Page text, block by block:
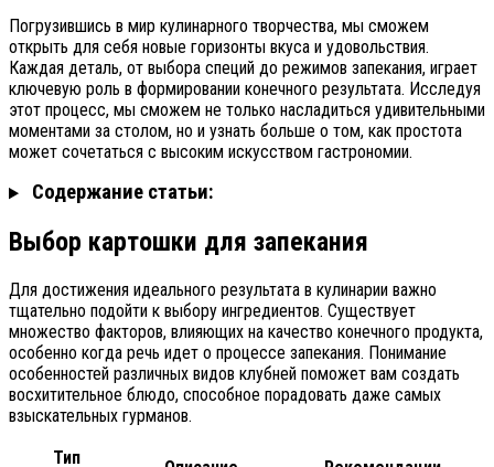
Погрузившись в мир кулинарного творчества, мы сможем
открыть для себя новые горизонты вкуса и удовольствия.
Каждая деталь, от выбора специй до режимов запекания, играет
ключевую роль в формировании конечного результата. Исследуя
этот процесс, мы сможем не только насладиться удивительными
моментами за столом, но и узнать больше о том, как простота
может сочетаться с высоким искусством гастрономии.
Содержание статьи:
Выбор картошки для запекания
Для достижения идеального результата в кулинарии важно
тщательно подойти к выбору ингредиентов. Существует
множество факторов, влияющих на качество конечного продукта,
особенно когда речь идет о процессе запекания. Понимание
особенностей различных видов клубней поможет вам создать
восхитительное блюдо, способное порадовать даже самых
взыскательных гурманов.
Тип